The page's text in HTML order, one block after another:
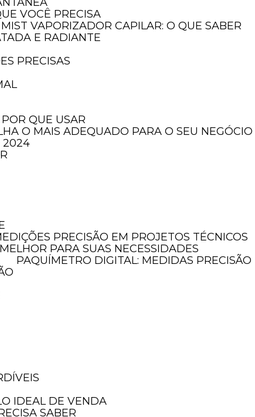
VOCÊ PRECISA
MIST VAPORIZADOR CAPILAR: O QUE SABER
E RADIANTE
PRECISAS
QUE USAR
O MAIS ADEQUADO PARA O SEU NEGÓCIO
2024
PRECISÃO EM PROJETOS TÉCNICOS
PARA SUAS NECESSIDADES
PAQUÍMETRO DIGITAL: MEDIDAS PRECISÃO
IDEAL DE VENDA
SABER